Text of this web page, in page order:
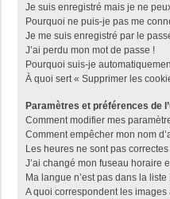
Je suis enregistré mais je ne
Pourquoi ne puis-je pas me
Je me suis enregistré par le
J’ai perdu mon mot de passe !
Pourquoi suis-je
À quoi sert « Supprimer les
Paramètres et préférences de
Comment modifier mes
Comment empêcher mon nom
Les heures ne sont pas correctes
J’ai changé mon fuseau horaire
Ma langue n’est pas dans la liste
A quoi correspondent les